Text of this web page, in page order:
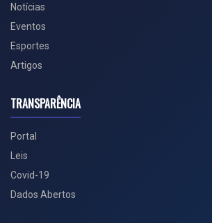
Notícias
Eventos
Esportes
Artigos
TRANSPARÊNCIA
Portal
Leis
Covid-19
Dados Abertos